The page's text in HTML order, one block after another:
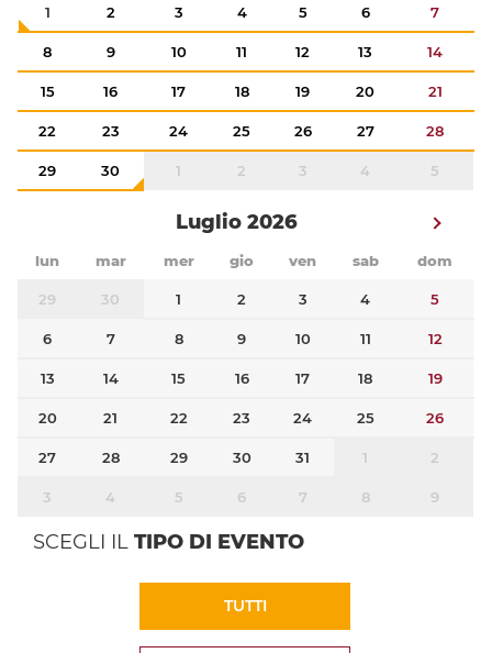
1 2 3 4 5 6 7
8 9 10 11 12 13 14
15 16 17 18 19 20 21
22 23 24 25 26 27 28
29 30 1 2 3 4 5
Luglio 2026
lun mar mer gio ven sab dom
29 30 1 2 3 4 5
6 7 8 9 10 11 12
13 14 15 16 17 18 19
20 21 22 23 24 25 26
27 28 29 30 31 1 2
3 4 5 6 7 8 9
SCEGLI IL TIPO DI EVENTO
TUTTI